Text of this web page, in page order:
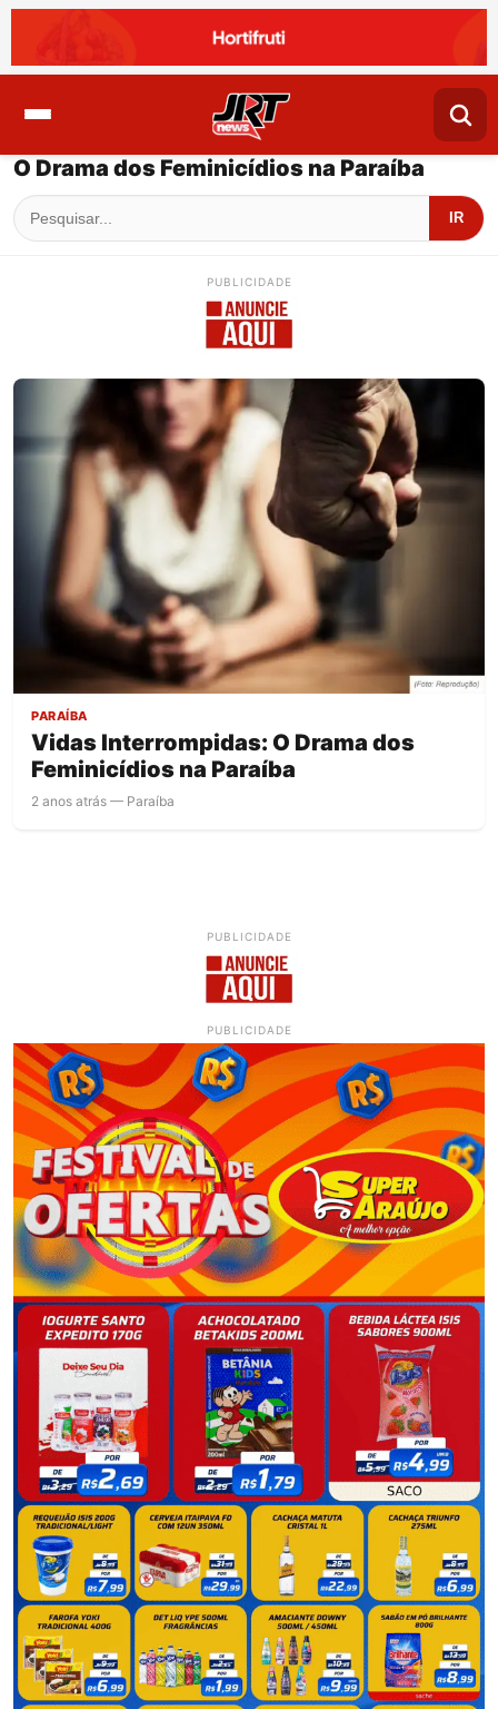
O Drama dos Feminicídios na Paraíba
IR
PUBLICIDADE
PARAÍBA
Vidas Interrompidas: O Drama dos
Feminicídios na Paraíba
2 anos atrás — Paraíba
PUBLICIDADE
PUBLICIDADE